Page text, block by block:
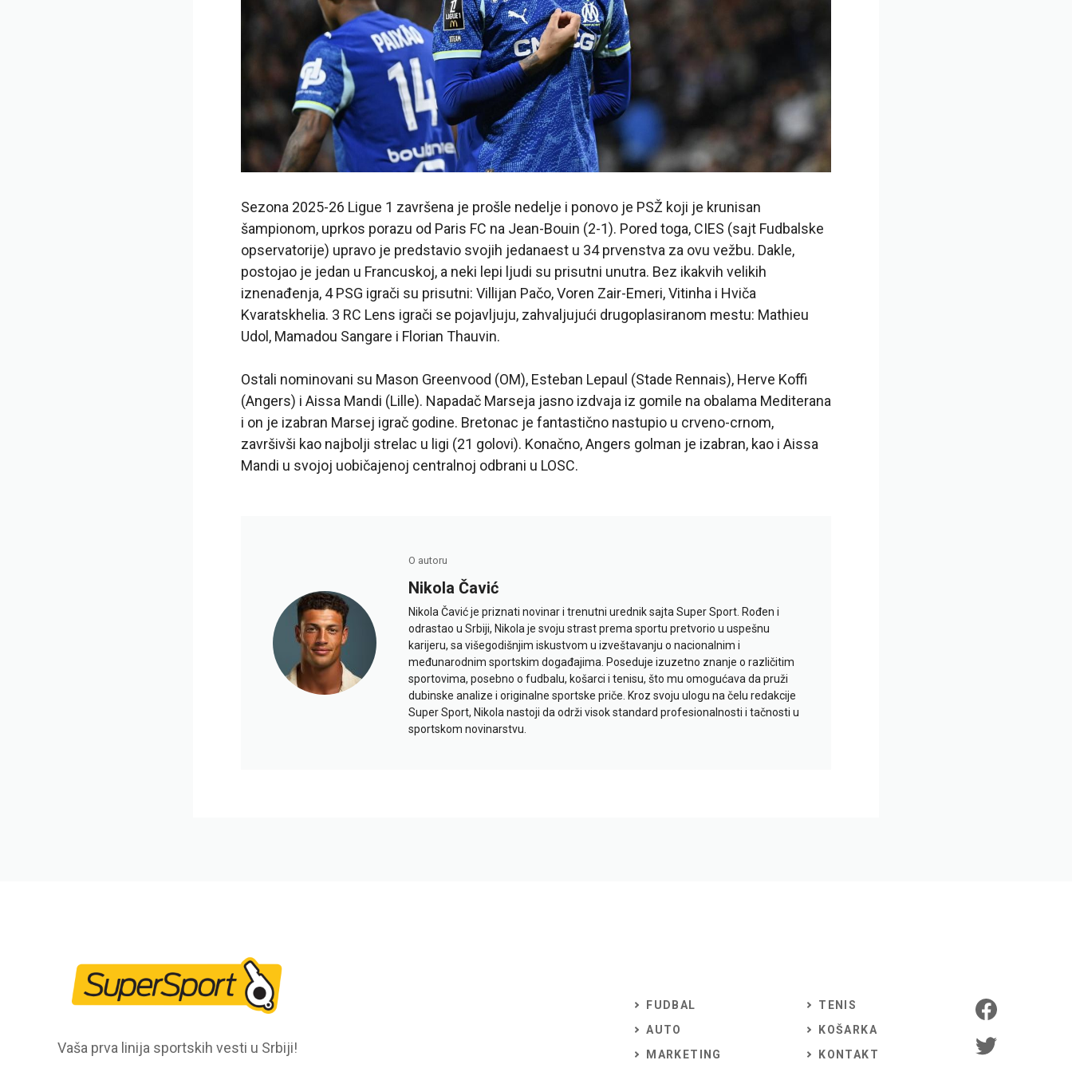
Sezona 2025-26 Ligue 1 završena je prošle nedelje i ponovo je PSŽ koji je krunisan
šampionom, uprkos porazu od Paris FC na Jean-Bouin (2-1). Pored toga, CIES (sajt Fudbalske
opservatorije) upravo je predstavio svojih jedanaest u 34 prvenstva za ovu vežbu. Dakle,
postojao je jedan u Francuskoj, a neki lepi ljudi su prisutni unutra. Bez ikakvih velikih
iznenađenja, 4 PSG igrači su prisutni: Villijan Pačo, Voren Zair-Emeri, Vitinha i Hviča
Kvaratskhelia. 3 RC Lens igrači se pojavljuju, zahvaljujući drugoplasiranom mestu: Mathieu
Udol, Mamadou Sangare i Florian Thauvin.
Ostali nominovani su Mason Greenvood (OM), Esteban Lepaul (Stade Rennais), Herve Koffi
(Angers) i Aissa Mandi (Lille). Napadač Marseja jasno izdvaja iz gomile na obalama Mediterana
i on je izabran Marsej igrač godine. Bretonac je fantastično nastupio u crveno-crnom,
završivši kao najbolji strelac u ligi (21 golovi). Konačno, Angers golman je izabran, kao i Aissa
Mandi u svojoj uobičajenoj centralnoj odbrani u LOSC.
O autoru
Nikola Čavić
Nikola Čavić je priznati novinar i trenutni urednik sajta Super Sport. Rođen i
odrastao u Srbiji, Nikola je svoju strast prema sportu pretvorio u uspešnu
karijeru, sa višegodišnjim iskustvom u izveštavanju o nacionalnim i
međunarodnim sportskim događajima. Poseduje izuzetno znanje o različitim
sportovima, posebno o fudbalu, košarci i tenisu, što mu omogućava da pruži
dubinske analize i originalne sportske priče. Kroz svoju ulogu na čelu redakcije
Super Sport, Nikola nastoji da održi visok standard profesionalnosti i tačnosti u
sportskom novinarstvu.
Vaša prva linija sportskih vesti u Srbiji!
FUDBAL
AUTO
MARKETING
TENIS
KOŠARKA
KONTAKT